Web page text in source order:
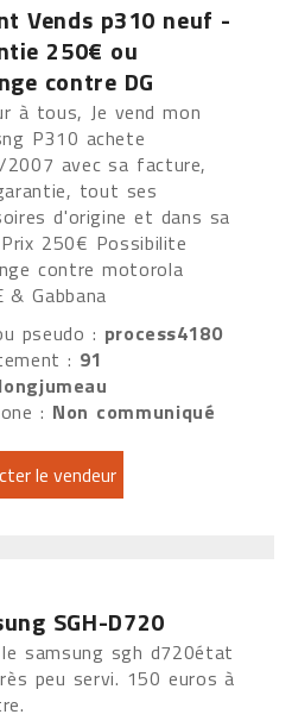
Vends p310 neuf -
250€ ou
contre DG
à tous, Je vend mon
P310 achete
avec sa facture,
tout ses
d'origine et dans sa
250€ Possibilite
contre motorola
& Gabbana
pseudo : process4180
: 91
longjumeau
: Non communiqué
SGH-D720
samsung sgh d720état
peu servi. 150 euros à